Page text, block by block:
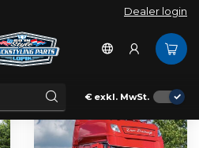
Dealer login
€ exkl. MwSt.